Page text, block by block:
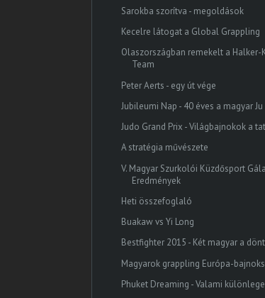
Sarokba szorítva - megoldások
Kecelre látogat a Global Grappling
Olaszországban remekelt a Halker-
Team
Peter Aerts - egy út vége
Jubileumi Nap - 40 éves a magyar Ju
Judo Grand Prix - Világbajnokok a
A stratégia művészete
V. Magyar Szurkolói Küzdősport
Eredmények
Heti összefoglaló
Buakaw vs Yi Long
Bestfighter 2015 - Két magyar a
Magyarok grappling Európa-
Phuket Dreaming - Valami